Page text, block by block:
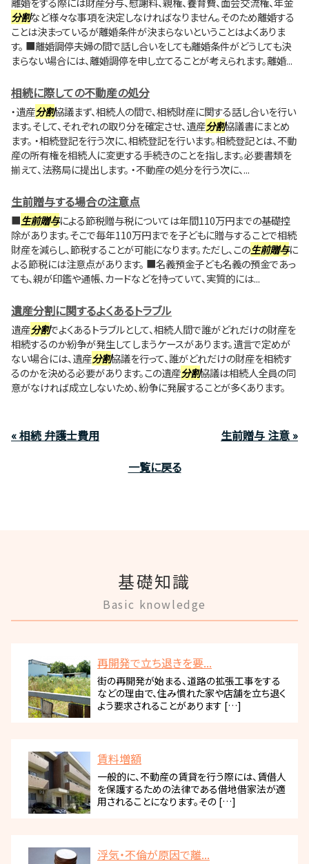
分割など様々な事項を決定しなければなりません。そのため離婚する
ことは決まっているが離婚条件が決まらないということはよくありま
す。 ■離婚調停夫婦の間で話し合いをしても離婚条件がどうしても決
まらない場合には、離婚調停を申し立てることが考えられます。離婚...
相続に際しての不動産の処分
・遺産分割協議まず、相続人の間で、相続財産に関する話し合いを行い
ます。そして、それぞれの取り分を確定させ、遺産分割協議書にまとめ
ます。 ・相続登記を行う次に、相続登記を行います。相続登記とは、不動
産の所有権を相続人に変更する手続きのことを指します。必要書類を
揃えて、法務局に提出します。 ・不動産の処分を行う次に、...
生前贈与する場合の注意点
■生前贈与による節税贈与税については年間110万円までの基礎控
除があります。そこで毎年110万円までを子どもに贈与することで相続
財産を減らし、節税することが可能になります。ただし、この生前贈与に
よる節税には注意点があります。 ■名義預金子ども名義の預金であっ
ても、親が印鑑や通帳、カードなどを持っていて、実質的には...
遺産分割に関するよくあるトラブル
遺産分割でよくあるトラブルとして、相続人間で誰がどれだけの財産を
相続するのか紛争が発生してしまうケースがあります。遺言で定めが
ない場合には、遺産分割協議を行って、誰がどれだけの財産を相続す
るのかを決める必要があります。この遺産分割協議は相続人全員の同
意がなければ成立しないため、紛争に発展することが多くあります。
« 相続 弁護士費用
生前贈与 注意 »
一覧に戻る
基礎知識
Basic knowledge
再開発で立ち退きを要...
街の再開発が始まる、道路の拡張工事をする
などの理由で、住み慣れた家や店舗を立ち退く
よう要求されることがあります […]
賃料増額
一般的に、不動産の賃貸を行う際には、賃借人
を保護するための法律である借地借家法が適
用されることになります。その […]
浮気・不倫が原因で離...